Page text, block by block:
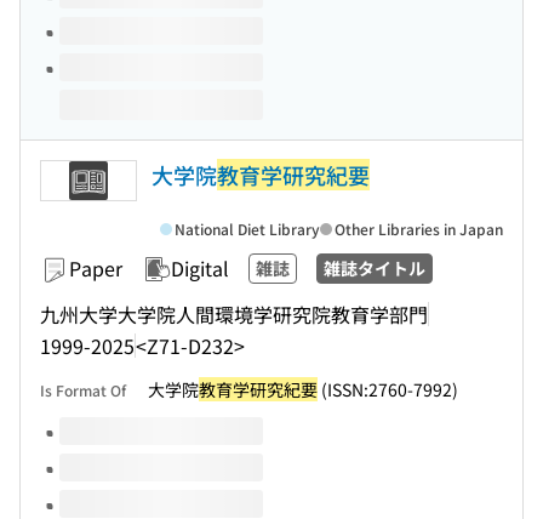
大学院教育学研究紀要
Paper Digital 雑誌 雑誌タイトル
九州大学大学院人間環境学研究院教育学部門
1999-2025<Z71-D232>
National Diet Library Other Libraries in Japan
Is Format Of 大学院教育学研究紀要 (ISSN:2760-7992)
Volumes of this title